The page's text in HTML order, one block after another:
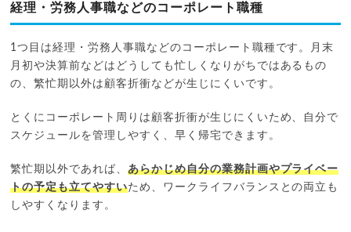
経理・労務人事職などのコーポレート職種
1つ目は経理・労務人事職などのコーポレート職種です。月末
月初や決算前などはどうしても忙しくなりがちではあるもの
の、繁忙期以外は顧客折衝などが生じにくいです。
とくにコーポレート周りは顧客折衝が生じにくいため、自分で
スケジュールを管理しやすく、早く帰宅できます。
繁忙期以外であれば、あらかじめ自分の業務計画やプライベー
トの予定も立てやすいため、ワークライフバランスとの両立も
しやすくなります。